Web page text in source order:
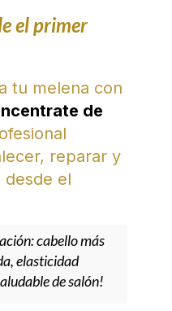
el primer
tu melena con
de
reparar y
el
cabello más
elasticidad
de salón!